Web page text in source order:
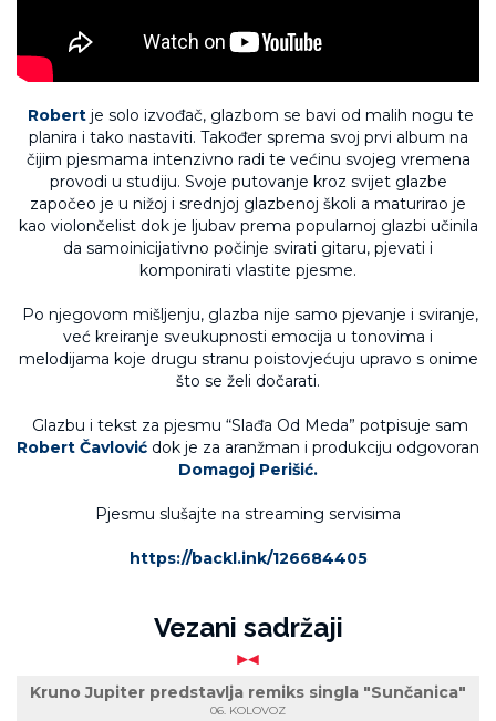
Robertje solo izvođač, glazbom se bavi od malih nogu te
planira i tako nastaviti. Također sprema svoj prvi album na
čijim pjesmama intenzivno radi te većinu svojeg vremena
provodi u studiju. Svoje putovanje kroz svijet glazbe
započeo je u nižoj i srednjoj glazbenoj školi a maturirao je
kao violončelist dok je ljubav prema popularnoj glazbi učinila
da samoinicijativno počinje svirati gitaru, pjevati i
komponirati vlastite pjesme.
Po njegovom mišljenju, glazba nije samo pjevanje i sviranje,
već kreiranje sveukupnosti emocija u tonovima i
melodijama koje drugu stranu poistovjećuju upravo s onime
što se želi dočarati.
Glazbu i tekst za pjesmu “Slađa Od Meda” potpisuje sam
Robert Čavlović dok je za aranžman i produkciju odgovoran
Domagoj Perišić.
Pjesmu slušajte na streaming servisima
https://backl.ink/126684405
Vezani sadržaji
Kruno Jupiter predstavlja remiks singla "Sunčanica"
06. KOLOVOZ